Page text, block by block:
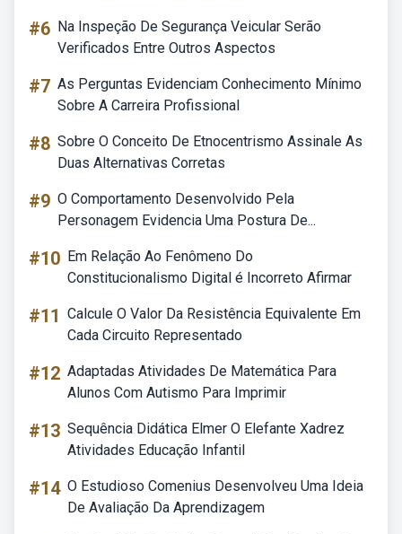
#6 Na Inspeção De Segurança Veicular Serão
Verificados Entre Outros Aspectos
#7 As Perguntas Evidenciam Conhecimento Mínimo
Sobre A Carreira Profissional
#8 Sobre O Conceito De Etnocentrismo Assinale As
Duas Alternativas Corretas
#9 O Comportamento Desenvolvido Pela
Personagem Evidencia Uma Postura De...
#10 Em Relação Ao Fenômeno Do
Constitucionalismo Digital é Incorreto Afirmar
#11 Calcule O Valor Da Resistência Equivalente Em
Cada Circuito Representado
#12 Adaptadas Atividades De Matemática Para
Alunos Com Autismo Para Imprimir
#13 Sequência Didática Elmer O Elefante Xadrez
Atividades Educação Infantil
#14 O Estudioso Comenius Desenvolveu Uma Ideia
De Avaliação Da Aprendizagem